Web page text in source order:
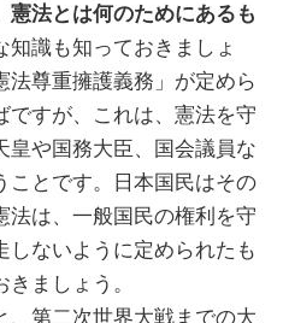
憲法とは何のためにあるも
知識も知っておきましょ
法尊重擁護義務」が定めら
ですが、これは、憲法を守
皇や国務大臣、国会議員な
ことです。日本国民はその
法は、一般国民の権利を守
しないように定められたも
ましょう。
、第二次世界大戦までの大